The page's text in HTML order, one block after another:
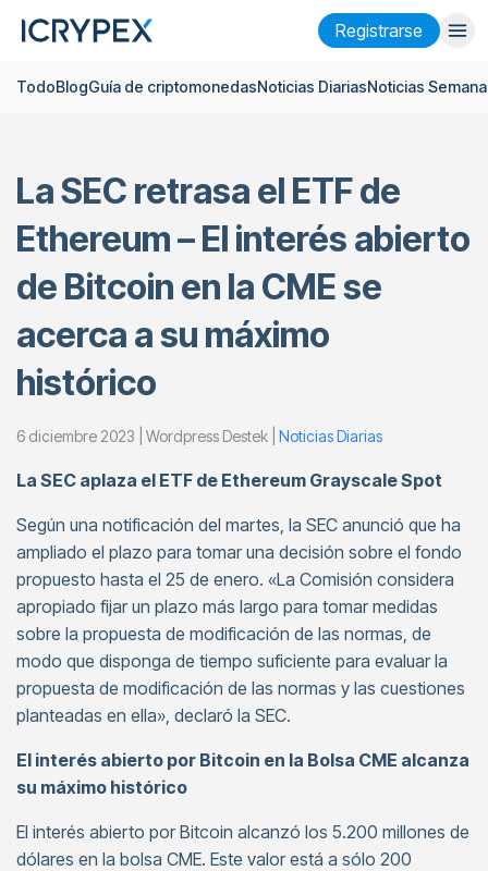
Registrarse
Iniciar sesión Registrarse
Empresa
Investigación
Ayuda
Futurosx50
TodoBlogGuía de criptomonedasNoticias DiariasNoticias
La SEC retrasa el ETF de
Ethereum – El interés abierto
de Bitcoin en la CME se
acerca a su máximo
histórico
6 diciembre 2023 | Wordpress Destek | Noticias Diarias
La SEC aplaza el ETF de Ethereum Grayscale Spot
Según una notificación del martes, la SEC anunció que ha
ampliado el plazo para tomar una decisión sobre el fondo
propuesto hasta el 25 de enero. «La Comisión considera
apropiado fijar un plazo más largo para tomar medidas
sobre la propuesta de modificación de las normas, de
modo que disponga de tiempo suficiente para evaluar la
propuesta de modificación de las normas y las cuestiones
planteadas en ella», declaró la SEC.
El interés abierto por Bitcoin en la Bolsa CME alcanza
su máximo histórico
El interés abierto por Bitcoin alcanzó los 5.200 millones de
dólares en la bolsa CME. Este valor está a sólo 200